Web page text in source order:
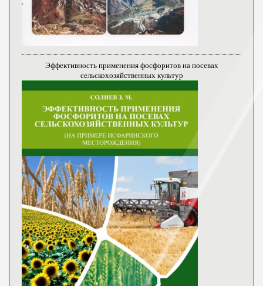
Эффективность применения фосфоритов на посевах
сельскохозяйственных культур